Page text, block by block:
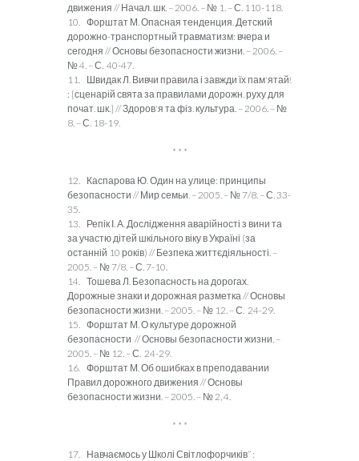
движения // Начал. шк. – 2006. – № 1. – С. 110-118.
10. Форштат М. Опасная тенденция. Детский
дорожно-транспортный травматизм: вчера и
сегодня // Основы безопасности жизни. – 2006. –
№ 4. – С. 40-47.
11. Швидак Л. Вивчи правила і завжди їх пам'ятай!
: [сценарій свята за правилами дорожн. руху для
почат. шк.] // Здоров'я та фіз. культура. – 2006. – №
8. – С. 18-19.
* * *
12. Каспарова Ю. Один на улице: принципы
безопасности // Мир семьи. – 2005. – № 7/8. – С. 33-
35.
13. Репік І. А. Дослідження аварійності з вини та
за участю дітей шкільного віку в Україні (за
останній 10 років) // Безпека життєдіяльності. –
2005. – № 7/8. – С. 7-10.
14. Тошева Л. Безопасность на дорогах.
Дорожные знаки и дорожная разметка // Основы
безопасности жизни. – 2005. – № 12. – С. 24-29.
15. Форштат М. О культуре дорожной
безопасности // Основы безопасности жизни. –
2005. – № 12. – С. 24-29.
16. Форштат М. Об ошибках в преподавании
Правил дорожного движения // Основы
безопасности жизни. – 2005. – № 2, 4.
* * *
17. Навчаємось у Школі Світлофорчиків” :